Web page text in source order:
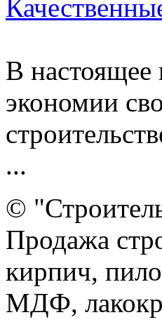
В настоящее
экономии
...
©
Продажа
кирпич,
МДФ,